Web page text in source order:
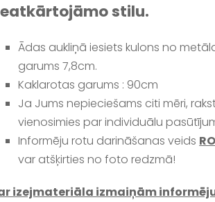
stilu.
Ādas aukliņā iesiets kulons no
garums 7,8cm.
Kaklarotas garums : 90cm
Ja Jums nepieciešams citi mēri,
vienosimies par individuālu
Informēju rotu darināšanas veids
var atšķirties no foto redzmā!
izejmateriāla izmaiņām